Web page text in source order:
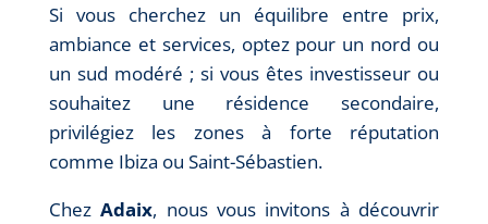
Si vous cherchez un équilibre entre prix,
ambiance et services, optez pour un nord ou
un sud modéré ; si vous êtes investisseur ou
souhaitez une résidence secondaire,
privilégiez les zones à forte réputation
comme Ibiza ou Saint-Sébastien.
ChezAdaix, nous vous invitons à découvrir